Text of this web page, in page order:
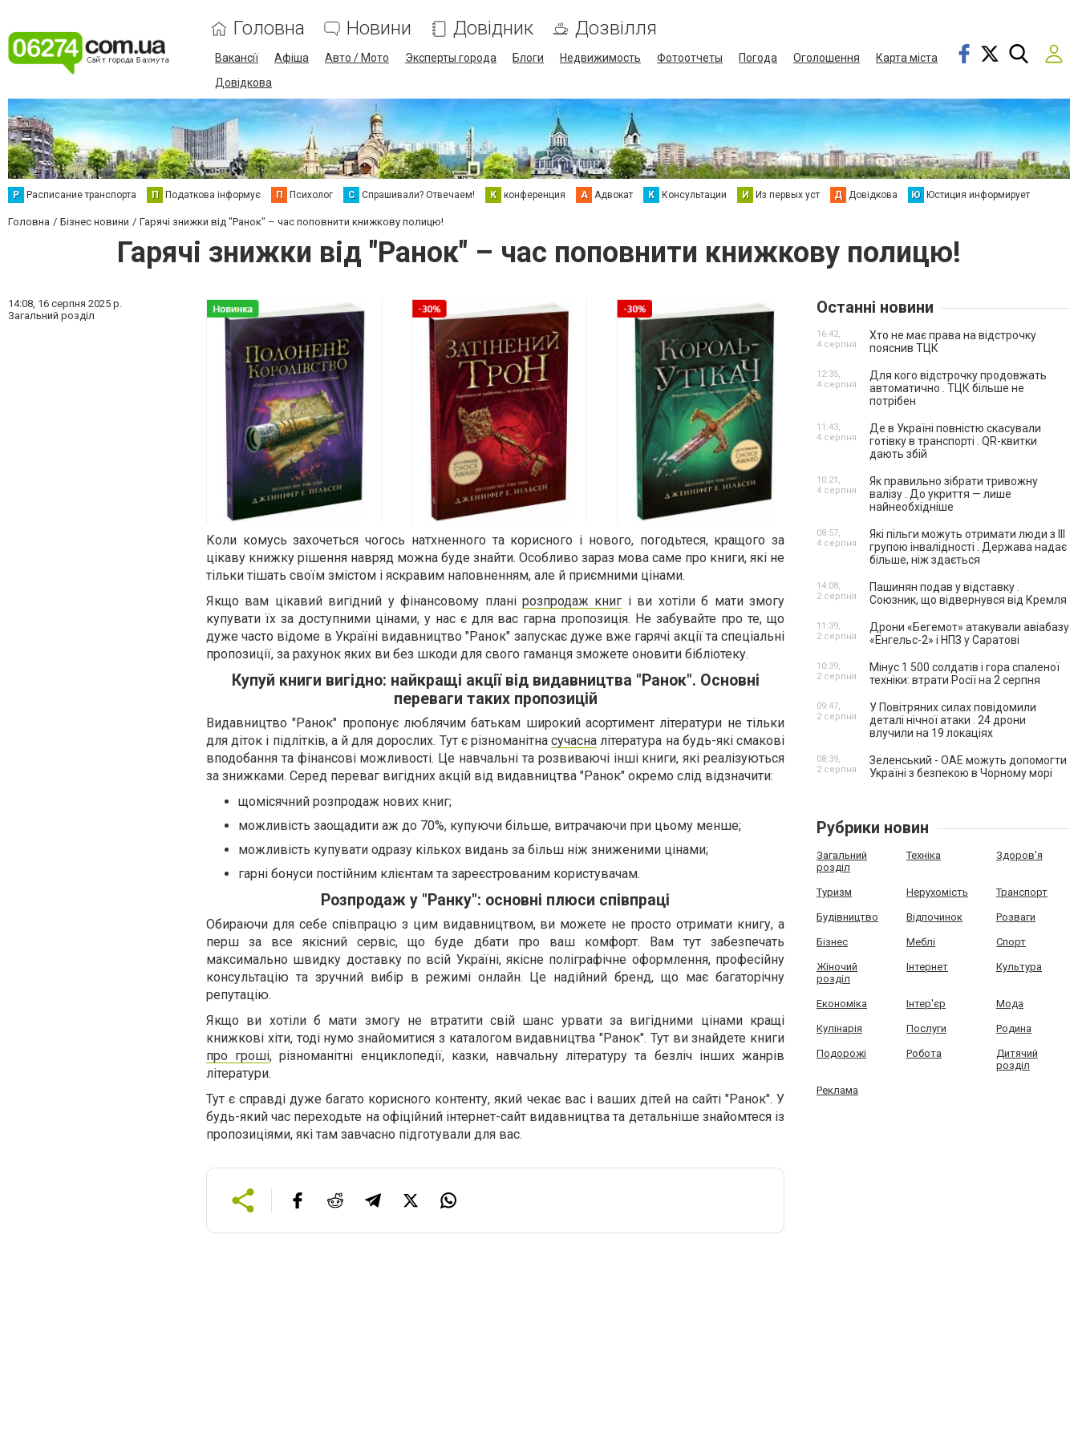
Головна Новини Довідник Дозвілля
Вакансії Афіша Авто / Мото Эксперты города Блоги Недвижимость Фотоотчеты Погода Оголошення
Карта міста
Довідкова
Р Расписание транспорта П Податкова інформує П Психолог С Спрашивали? Отвечаем! К конференция А Адвокат К Консультации И Из первых уст Д Довідкова Ю Юстиция информирует
Головна Бізнес новини Гарячі знижки від "Ранок" – час поповнити книжкову полицю!
Гарячі знижки від "Ранок" – час поповнити книжкову полицю!
14:08, 16 серпня 2025 р.
Загальний розділ
Коли комусь захочеться чогось натхненного та корисного і нового, погодьтеся, кращого за
цікаву книжку рішення навряд можна буде знайти. Особливо зараз мова саме про книги, які не
тільки тішать своїм змістом і яскравим наповненням, але й приємними цінами.
Якщо вам цікавий вигідний у фінансовому плані розпродаж книг і ви хотіли б мати змогу
купувати їх за доступними цінами, у нас є для вас гарна пропозиція. Не забувайте про те, що
дуже часто відоме в Україні видавництво "Ранок" запускає дуже вже гарячі акції та спеціальні
пропозиції, за рахунок яких ви без шкоди для свого гаманця зможете оновити бібліотеку.
Купуй книги вигідно: найкращі акції від видавництва "Ранок". Основні
переваги таких пропозицій
Видавництво "Ранок" пропонує люблячим батькам широкий асортимент літератури не тільки
для діток і підлітків, а й для дорослих. Тут є різноманітнасучасна література на будь-які смакові
вподобання та фінансові можливості. Це навчальні та розвиваючі інші книги, які реалізуються
за знижками. Серед переваг вигідних акцій від видавництва "Ранок" окремо слід відзначити:
щомісячний розпродаж нових книг;
можливість заощадити аж до 70%, купуючи більше, витрачаючи при цьому менше;
можливість купувати одразу кількох видань за більш ніж зниженими цінами;
гарні бонуси постійним клієнтам та зареєстрованим користувачам.
Розпродаж у "Ранку": основні плюси співпраці
Обираючи для себе співпрацю з цим видавництвом, ви можете не просто отримати книгу, а
перш за все якісний сервіс, що буде дбати про ваш комфорт. Вам тут забезпечать
максимально швидку доставку по всій Україні, якісне поліграфічне оформлення, професійну
консультацію та зручний вибір в режимі онлайн. Це надійний бренд, що має багаторічну
репутацію.
Якщо ви хотіли б мати змогу не втратити свій шанс урвати за вигідними цінами кращі
книжкові хіти, тоді нумо знайомитися з каталогом видавництва "Ранок". Тут ви знайдете книги
про гроші, різноманітні енциклопедії, казки, навчальну літературу та безліч інших жанрів
літератури.
Тут є справді дуже багато корисного контенту, який чекає вас і ваших дітей на сайті "Ранок". У
будь-який час переходьте на офіційний інтернет-сайт видавництва та детальніше знайомтеся із
пропозиціями, які там завчасно підготували для вас.
Останні новини
Хто не має права на відстрочку
пояснив ТЦК
16:42,
4 серпня
Для кого відстрочку продовжать
автоматично . ТЦК більше не
потрібен
12:35,
4 серпня
Де в Україні повністю скасували
готівку в транспорті . QR-квитки
дають збій
11:43,
4 серпня
Як правильно зібрати тривожну
валізу . До укриття — лише
найнеобхідніше
10:21,
4 серпня
Які пільги можуть отримати люди з III
групою інвалідності . Держава надає
більше, ніж здається
08:57,
4 серпня
Пашинян подав у відставку .
Союзник, що відвернувся від Кремля
14:08,
2 серпня
Дрони «Бегемот» атакували авіабазу
«Енгельс-2» і НПЗ у Саратові
11:39,
2 серпня
Мінус 1 500 солдатів і гора спаленої
техніки: втрати Росії на 2 серпня
10:39,
2 серпня
У Повітряних силах повідомили
деталі нічної атаки . 24 дрони
влучили на 19 локаціях
09:47,
2 серпня
Зеленський - ОАЕ можуть допомогти
Україні з безпекою в Чорному морі
08:39,
2 серпня
Рубрики новин
Загальний
розділ
Техніка Здоров'я
Туризм Нерухомість Транспорт
Будівництво Відпочинок Розваги
Бізнес Меблі Спорт
Жіночий
розділ
Інтернет Культура
Економіка Інтер'єр Мода
Кулінарія Послуги Родина
Подорожі Робота
Дитячий
розділ
Реклама